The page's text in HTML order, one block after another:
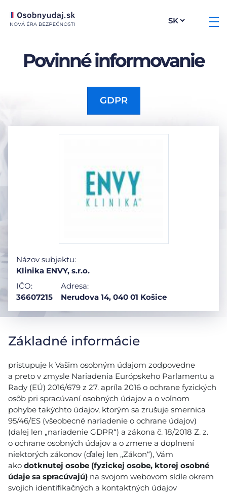
Povinné informovanie
GDPR
Názov subjektu:
Klinika ENVY, s.r.o.
IČO:
36607215
Adresa:
Nerudova 14, 040 01 Košice
Základné informácie
pristupuje k Vašim osobným údajom zodpovedne
a preto v zmysle Nariadenia Európskeho Parlamentu a
Rady (EÚ) 2016/679 z 27. apríla 2016 o ochrane fyzických
osôb pri spracúvaní osobných údajov a o voľnom
pohybe takýchto údajov, ktorým sa zrušuje smernica
95/46/ES (všeobecné nariadenie o ochrane údajov)
(ďalej len „nariadenie GDPR“) a zákona č. 18/2018 Z. z.
o ochrane osobných údajov a o zmene a doplnení
niektorých zákonov (ďalej len ,,Zákon“), Vám
ako dotknutej osobe (fyzickej osobe, ktorej osobné
údaje sa spracúvajú) na svojom webovom sídle okrem
svojich identifikačných a kontaktných údajov